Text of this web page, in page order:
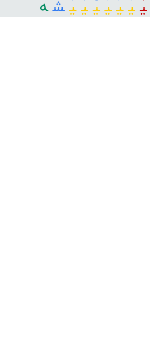
ﯿ ﯿ ﯿ ﯿ ﯿ ﯿ ﯿ ﺸ ﻪ